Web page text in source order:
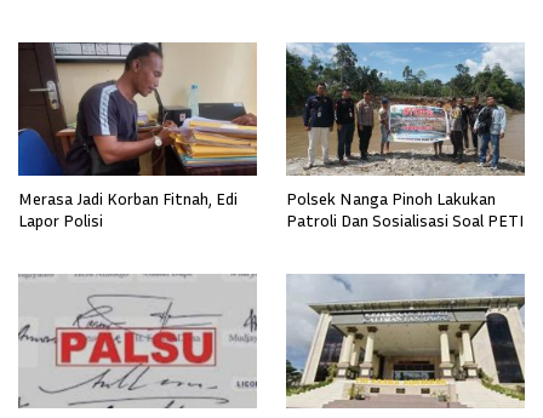
Merasa Jadi Korban Fitnah, Edi
Lapor Polisi
Polsek Nanga Pinoh Lakukan
Patroli Dan Sosialisasi Soal PETI